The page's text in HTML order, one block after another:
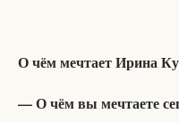
О чём мечтает Ирина
— О чём вы мечтаете